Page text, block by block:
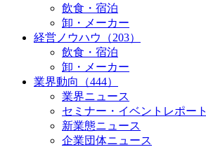
飲食・宿泊
卸・メーカー
経営ノウハウ（203）
飲食・宿泊
卸・メーカー
業界動向（444）
業界ニュース
セミナー・イベントレポート
新業態ニュース
企業団体ニュース